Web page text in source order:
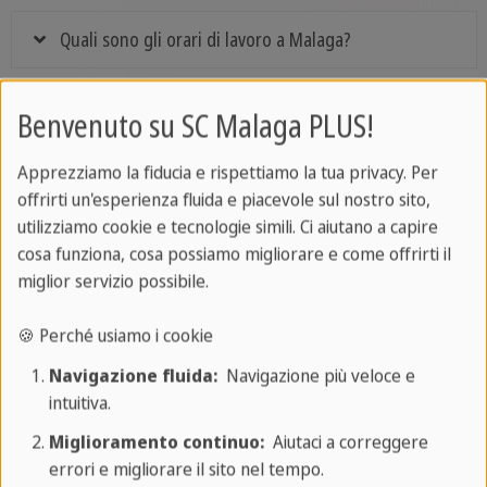
Quali sono gli orari di lavoro a Malaga?
Quali sono gli orari dei pasti in Spagna?
Come faccio a raggiungere la scuola dall'aeroporto?
La tua domanda non è qui?
Contattaci!
Benvenuto su SC Malaga PLUS!
Apprezziamo la fiducia e rispettiamo la tua privacy. Per
offrirti un'esperienza fluida e piacevole sul nostro sito,
utilizziamo cookie e tecnologie simili. Ci aiutano a capire
cosa funziona, cosa possiamo migliorare e come offrirti il
miglior servizio possibile.
🍪 Perché usiamo i cookie
Navigazione fluida:Navigazione più veloce e
intuitiva.
Miglioramento continuo:Aiutaci a correggere
errori e migliorare il sito nel tempo.